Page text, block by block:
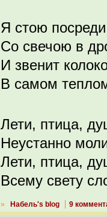
Я стою
Со свечою в
И звенит
В самом
Лети, птица,
Неустанно
Лети, птица,
Всему свету
» Набель's blog 9